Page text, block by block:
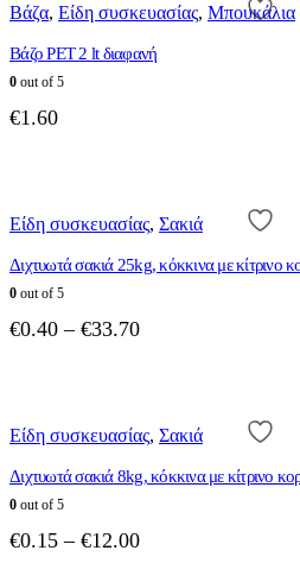
Βάζα, Είδη συσκευασίας, Μπουκάλια
Βάζο PET 2 lt διαφανή
0 out of 5
€1.60
προϊόν
πολλαπλές
παραλλαγές.
επιλογές
σελίδα
προϊόντος
Είδη συσκευασίας, Σακιά
Διχτυωτά σακιά 25kg, κόκκινα με κίτρινο
0 out of 5
€0.40 – €33.70Price
€33.70
προϊόν
πολλαπλές
παραλλαγές.
επιλογές
Είδη συσκευασίας, Σακιά
Διχτυωτά σακιά 8kg, κόκκινα με κίτρινο
0 out of 5
€0.15 – €12.00Price